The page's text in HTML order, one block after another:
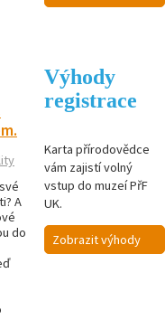
A
do
Výhody
registrace
Karta přírodovědce
vám zajistí volný
vstup do muzeí PřF
UK.
Zobrazit výhody